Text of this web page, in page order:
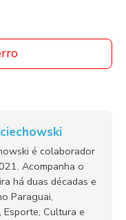
é colaborador
Acompanha o
há duas décadas e
Paraguai,
Cultura e